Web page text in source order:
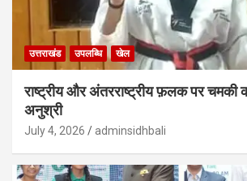
उत्तराखंड उपलब्धि खेल
राष्ट्रीय और अंतरराष्ट्रीय फ़लक पर चमकी
अनुश्री
July 4, 2026 adminsidhbali